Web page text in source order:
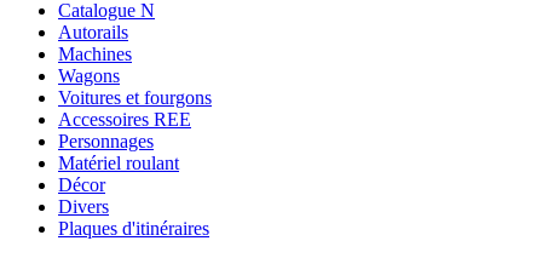
Catalogue N
Autorails
Machines
Wagons
Voitures et fourgons
Accessoires REE
Personnages
Matériel roulant
Décor
Divers
Plaques d'itinéraires